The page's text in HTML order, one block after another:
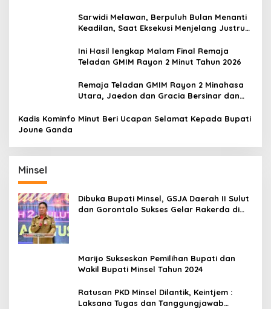
Sarwidi Melawan, Berpuluh Bulan Menanti
Keadilan, Saat Eksekusi Menjelang Justru
Ini Hasil lengkap Malam Final Remaja
Teladan GMIM Rayon 2 Minut Tahun 2026
Remaja Teladan GMIM Rayon 2 Minahasa
Utara, Jaedon dan Gracia Bersinar dan
Kadis Kominfo Minut Beri Ucapan Selamat Kepada Bupati
Joune Ganda
Minsel
Dibuka Bupati Minsel, GSJA Daerah II Sulut
dan Gorontalo Sukses Gelar Rakerda di
Marijo Sukseskan Pemilihan Bupati dan
Wakil Bupati Minsel Tahun 2024
Ratusan PKD Minsel Dilantik, Keintjem :
Laksana Tugas dan Tanggungjawab